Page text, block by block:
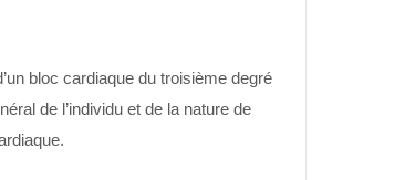
bloc cardiaque du troisième degré
de l’individu et de la nature de